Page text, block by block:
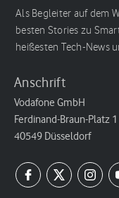
Als Begleiter auf dem
besten Stories zu
heißesten Tech-News
Anschrift
Vodafone GmbH
Ferdinand-Braun-Platz 1
40549 Düsseldorf